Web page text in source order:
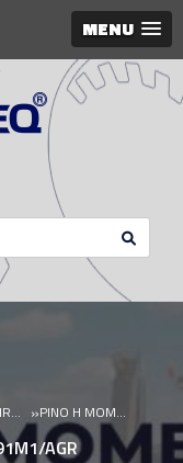
MENU
PLANTADEIRA MOMENTUM » PINO H MOMENTO 7041291M1/AGR
AGR